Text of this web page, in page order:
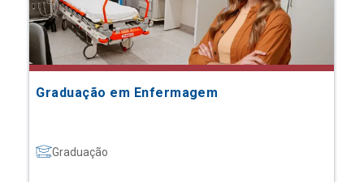
Graduação em Enfermagem
Graduação